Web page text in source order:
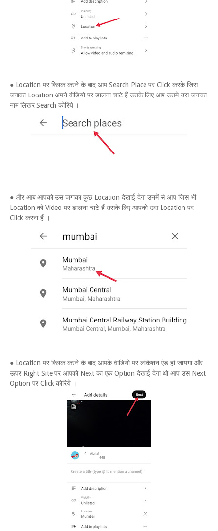
● Location पर क्लिक करने के बाद आप Search Place पर Click करके जिस
जगाका Location अपने वीडियो पर डालना चाटे हैं उसके लिए आप उसमे उस जगाका
नाम लिखर Search कोरिये ।
● और आब आपको उस जगाका कुछ Location देखाई देगा उनमें से आप जिस भी
Location को Video पर डालना चाटे हैं उसके लिए आपको उस Location पर
Click करना हैं ।
● Location पर क्लिक करने के बाद आपके वीडियो पर लोकेशन ऐड हो जायगा और
ऊपर Right Site पर आपको Next का एक Option देखाई देगा थो आप उस Next
Option पर Click कोरिये ।